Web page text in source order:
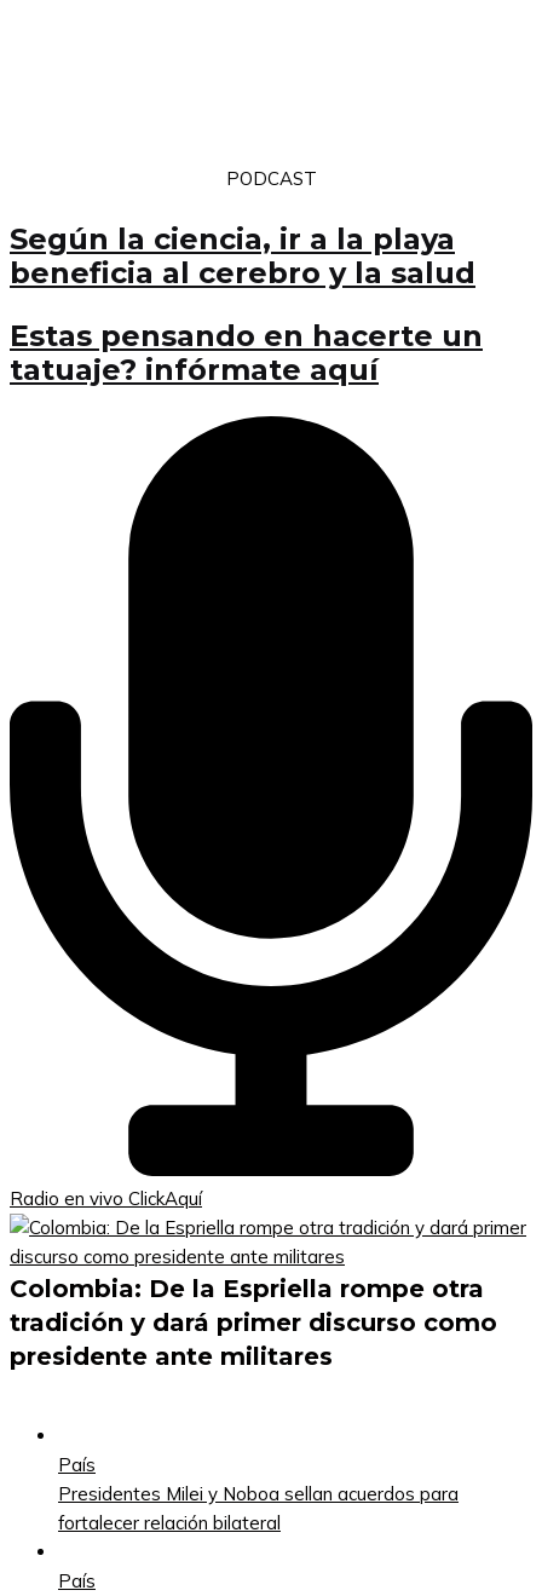
PODCAST
Según la ciencia, ir a la playa
beneficia al cerebro y la salud
Estas pensando en hacerte un
tatuaje? infórmate aquí
Radio en vivo ClickAquí
Colombia: De la Espriella rompe otra
tradición y dará primer discurso como
presidente ante militares
País
Presidentes Milei y Noboa sellan acuerdos para
fortalecer relación bilateral
País